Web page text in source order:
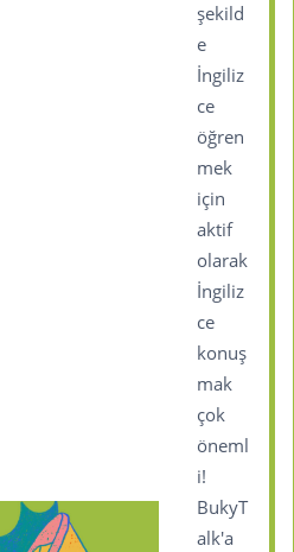
şekild
e
İngiliz
ce
öğren
mek
için
aktif
olarak
İngiliz
ce
konuş
mak
çok
öneml
i!
BukyT
alk'a